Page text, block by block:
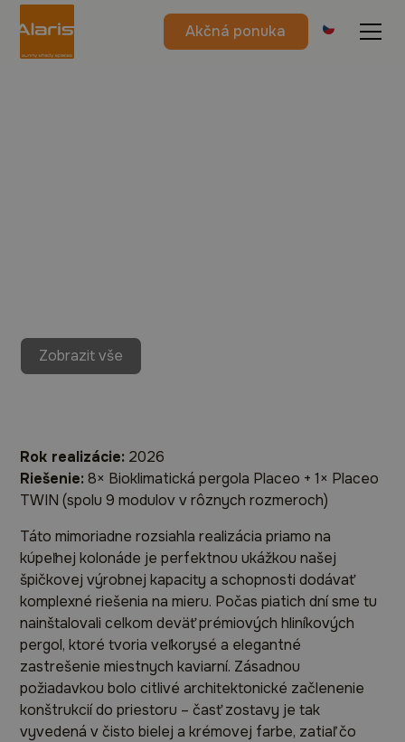
Akčná ponuka
Zobrazit vše
Rok realizácie: 2026
Riešenie: 8× Bioklimatická pergola Placeo + 1× Placeo
TWIN (spolu 9 modulov v rôznych rozmeroch)
Táto mimoriadne rozsiahla realizácia priamo na
kúpeľnej kolonáde je perfektnou ukážkou našej
špičkovej výrobnej kapacity a schopnosti dodávať
komplexné riešenia na mieru. Počas piatich dní sme tu
nainštalovali celkom deväť prémiových hliníkových
pergol, ktoré tvoria veľkorysé a elegantné
zastrešenie miestnych kaviarní. Zásadnou
požiadavkou bolo citlivé architektonické začlenenie
konštrukcií do priestoru – časť zostavy je tak
vyvedená v čisto bielej a krémovej farbe, zatiaľ čo